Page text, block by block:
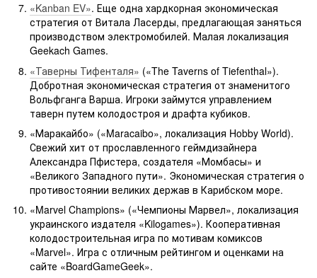
«Kanban EV». Еще одна хардкорная экономическая
стратегия от Витала Ласерды, предлагающая заняться
производством электромобилей. Малая локализация
Geekach Games.
«Таверны Тифенталя» («The Taverns of Tiefenthal»).
Добротная экономическая стратегия от знаменитого
Вольфганга Варша. Игроки займутся управлением
таверн путем колодостроя и драфта кубиков.
«Маракайбо» («Maracaibo», локализация Hobby World).
Свежий хит от прославленного геймдизайнера
Александра Пфистера, создателя «Момбасы» и
«Великого Западного пути». Экономическая стратегия о
противостоянии великих держав в Карибском море.
«Marvel Champions» («Чемпионы Марвел», локализация
украинского издателя «Kilogames»). Кооперативная
колодостроительная игра по мотивам комиксов
«Marvel». Игра с отличным рейтингом и оценками на
сайте «BoardGameGeek».